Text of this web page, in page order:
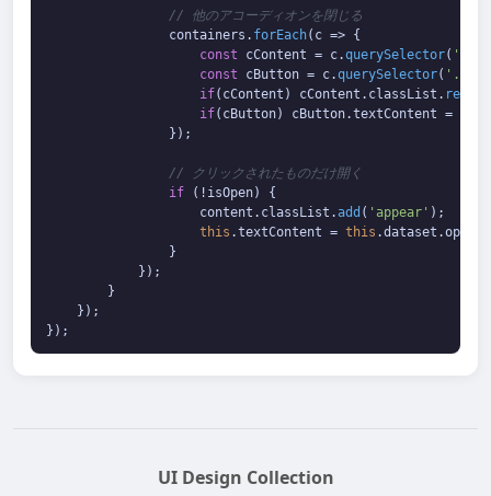
// 他のアコーディオンを閉じる
                containers.
forEach( c => {
const cContent = c.querySelector(
const cButton = c.querySelector( '.btn-
if(cContent) cContent. classList . remove
if(cButton) cButton.textContent =
                });
// クリックされたものだけ開く
if (!isOpen) {
                    content.
classList .add ( 'appear' );
this .textContent = this .dataset .
                }
            });
        }
    });
});
UI Design Collection